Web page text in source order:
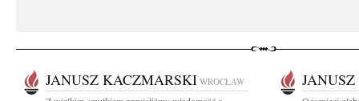
JANUSZ KACZMARSKI WROCŁAW